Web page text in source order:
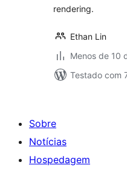
rendering.
Ethan Lin
Menos de 10
Testado com
Sobre
Notícias
Hospedagem